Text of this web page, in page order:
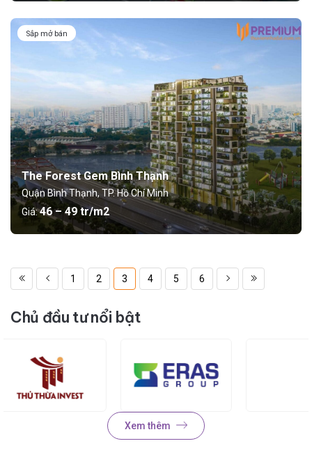
Sắp mở bán
The Forest Gem Bình Thạnh
Quận Bình Thạnh, TP. Hồ Chí Minh
Giá:46 – 49 tr/m2
1 2 3 4 5 6
Chủ đầu tư nổi bật
Xem thêm